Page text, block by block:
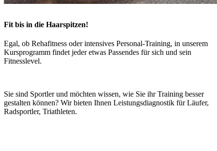
Fit bis in die Haarspitzen!
Egal, ob Rehafitness oder intensives Personal-Training, in unserem
Kursprogramm findet jeder etwas Passendes für sich und sein
Fitnesslevel.
Sie sind Sportler und möchten wissen, wie Sie ihr Training besser
gestalten können? Wir bieten Ihnen Leistungsdiagnostik für Läufer,
Radsportler, Triathleten.